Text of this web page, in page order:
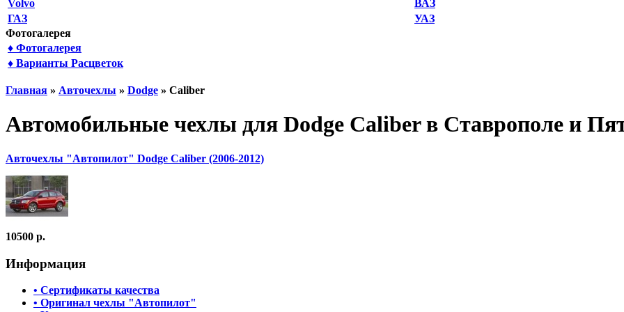
Volvo
ВАЗ
ГАЗ
УАЗ
Фотогалерея
♦ Фотогалерея
♦ Варианты Расцветок
Главная » Авточехлы » Dodge » Caliber
Автомобильные чехлы для Dodge Caliber в Ставрополе и
Авточехлы "Автопилот" Dodge Caliber (2006-2012)
10500 р.
Информация
• Сертификаты качества
• Оригинал чехлы "Автопилот"